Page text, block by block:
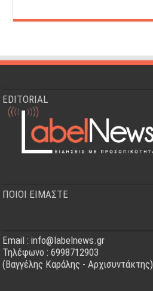
EDITORIAL
ΠΟΙΟΙ ΕΙΜΑΣΤΕ
Email : info@labelnews.gr
Τηλέφωνο : 6998712903
(Βαγγέλης Καράλης - Αρχισυντάκτης)